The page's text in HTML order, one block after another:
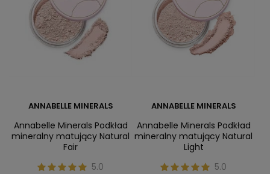
ANNABELLE MINERALS
Annabelle Minerals Podkład
mineralny matujący Natural
Fair
5.0
ANNABELLE MINERALS
Annabelle Minerals Podkład
mineralny matujący Natural
Light
5.0